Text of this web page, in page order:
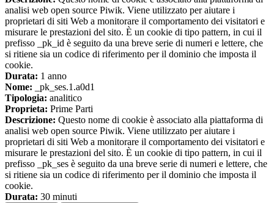
analisi web open source Piwik. Viene utilizzato per aiutare i
proprietari di siti Web a monitorare il comportamento dei visitatori e
misurare le prestazioni del sito. È un cookie di tipo pattern, in cui il
prefisso _pk_id è seguito da una breve serie di numeri e lettere, che
si ritiene sia un codice di riferimento per il dominio che imposta il
cookie.
Durata: 1 anno
Nome: _pk_ses.1.a0d1
Tipologia: analitico
Proprieta: Prime Parti
Descrizione: Questo nome di cookie è associato alla piattaforma di
analisi web open source Piwik. Viene utilizzato per aiutare i
proprietari di siti Web a monitorare il comportamento dei visitatori e
misurare le prestazioni del sito. È un cookie di tipo pattern, in cui il
prefisso _pk_ses è seguito da una breve serie di numeri e lettere, che
si ritiene sia un codice di riferimento per il dominio che imposta il
cookie.
Durata: 30 minuti